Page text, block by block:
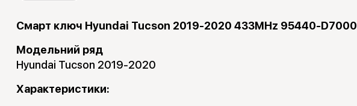
Смарт ключ Hyundai Tucson 2019-2020 433MHz 95440-D7000
Модельний ряд
Hyundai Tucson 2019-2020
Характеристики: